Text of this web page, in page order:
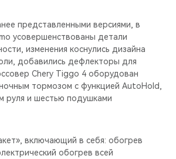
представленными версиями, в
усовершенствованы детали
изменения коснулись дизайна
добавились дефлекторы для
Chery Tiggo 4 оборудован
тормозом с функцией AutoHold,
руля и шестью подушками
включающий в себя: обогрев
обогрев всей